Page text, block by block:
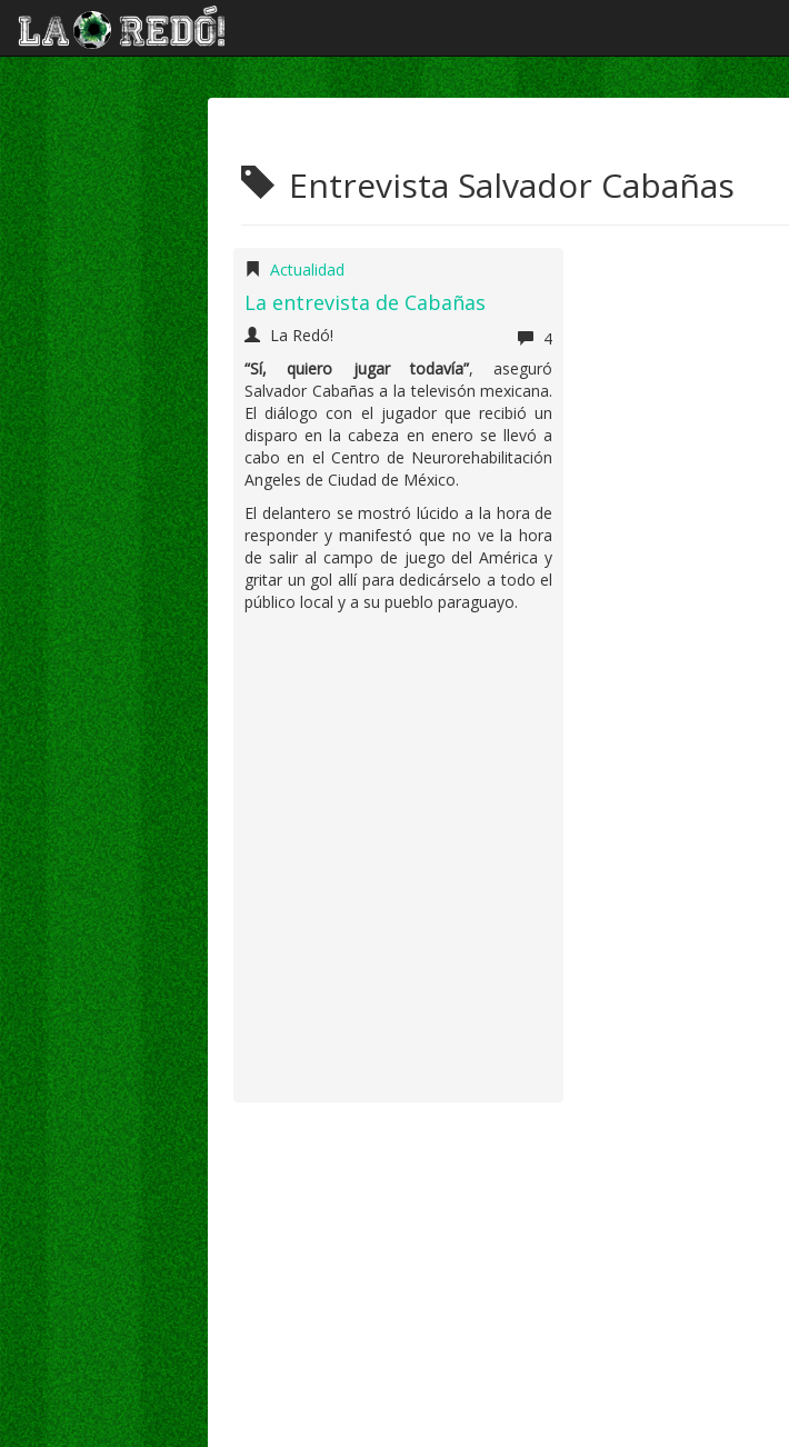
Entrevista Salvador Cabañas
Actualidad
La entrevista de Cabañas
La Redó!
4
“Sí, quiero jugar todavía”, aseguró
Salvador Cabañas a la televisón mexicana.
El diálogo con el jugador que recibió un
disparo en la cabeza en enero se llevó a
cabo en el Centro de Neurorehabilitación
Angeles de Ciudad de México.
El delantero se mostró lúcido a la hora de
responder y manifestó que no ve la hora
de salir al campo de juego del América y
gritar un gol allí para dedicárselo a todo el
público local y a su pueblo paraguayo.